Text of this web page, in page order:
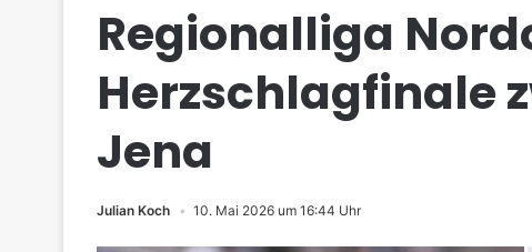
Regionalliga
Herzschlagfinale
Jena
Julian Koch 10. Mai 2026 um 16:44 Uhr